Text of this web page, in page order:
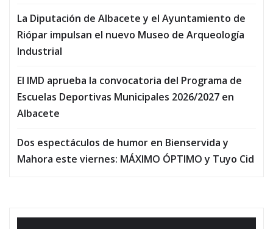
La Diputación de Albacete y el Ayuntamiento de
Riópar impulsan el nuevo Museo de Arqueología
Industrial
El IMD aprueba la convocatoria del Programa de
Escuelas Deportivas Municipales 2026/2027 en
Albacete
Dos espectáculos de humor en Bienservida y
Mahora este viernes: MÁXIMO ÓPTIMO y Tuyo Cid